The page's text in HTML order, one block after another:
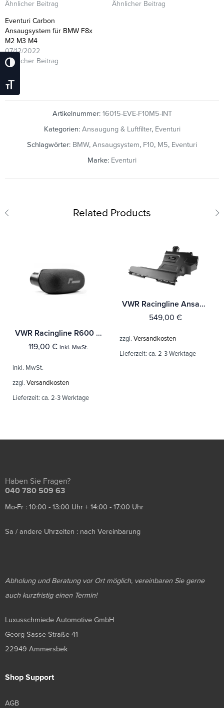
Umschalten Auf Hohe Kontraste
Schrift Vergrößern
Ähnlicher Beitrag
Ähnlicher Beitrag
Eventuri Carbon
Ansaugsystem für BMW F8x
M2 M3 M4
07/12/2022
Ähnlicher Beitrag
Artikelnummer: 16015-EVE-F10M5-INT
Kategorien: Ansaugung & Luftfilter, Eventuri
Schlagwörter: BMW, Ansaugsystem, F10, M5, Eventuri
Marke: Eventuri
Related Products
VWR Racingline R600 Ersatzfilter (Schaumstoff)
119,00 € inkl. MwSt.
inkl. MwSt.
zzgl. Versandkosten
Lieferzeit: ca. 2-3 Werktage
VWR Racingline Ansaugsystem / Airbox R600 für VAG 2.0 TSI 190 PS
549,00 €
zzgl. Versandkosten
Lieferzeit: ca. 2-3 Werktage
Haben Sie Fragen?
040 780 509 63
Mo-Fr : 10:00 - 13:00 Uhr + 14:00 - 17:00 Uhr
Sa / andere Uhrzeiten : nach Vereinbarung
Abholung und Beratung vor Ort möglich, vereinbaren Sie gerne
auch kurzfristig einen Termin!
Luxusschmiede Automotive GmbH
Georg-Sasse-Straße 41
22949 Ammersbek
Shop Support
AGB